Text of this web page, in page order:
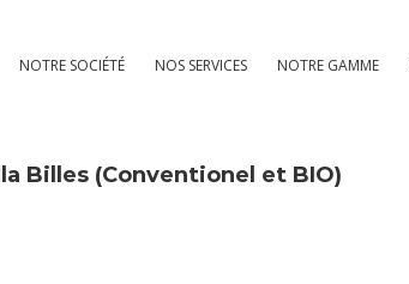
NOTRE SOCIÉTÉ NOS SERVICES NOTRE GAMME
Billes (Conventionel et BIO)